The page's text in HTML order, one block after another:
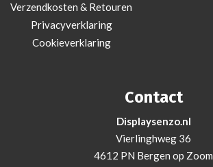
Verzendkosten & Retouren
Privacyverklaring
Cookieverklaring
Contact
Displaysenzo.nl
Vierlinghweg 36
4612 PN Bergen op Zoom